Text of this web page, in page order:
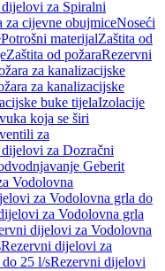
za Spiralni
za cijevne obujmiceNoseći
Potrošni materijalZaštita od
Zaštita od požaraRezervni
za kanalizacijske
za kanalizacijske
buke tijelaIzolacije
koja se širi
za
za Dozračni
Geberit
Vodolovna
za Vodolovna grla do
za Vodolovna grla
dijelovi za Vodolovna
Rezervni dijelovi za
25 l/sRezervni dijelovi